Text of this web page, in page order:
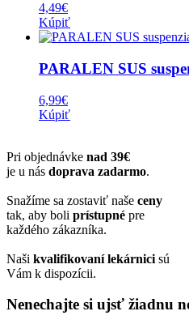
4,49€
Kúpiť
PARALEN SUS
6,99€
Kúpiť
Pri objednávke nad 39€
je u nás doprava zadarmo.
Snažíme sa zostaviť naše ceny
tak, aby boli prístupné pre
každého zákazníka.
Naši kvalifikovaní lekárnici sú
Vám k dispozícii.
Nenechajte si ujsť žiadnu